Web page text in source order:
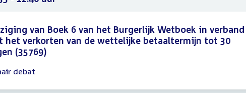
van Boek 6 van het Burgerlijk Wetboek in verband
het verkorten van de wettelijke betaaltermijn tot 30
(35769)
debat